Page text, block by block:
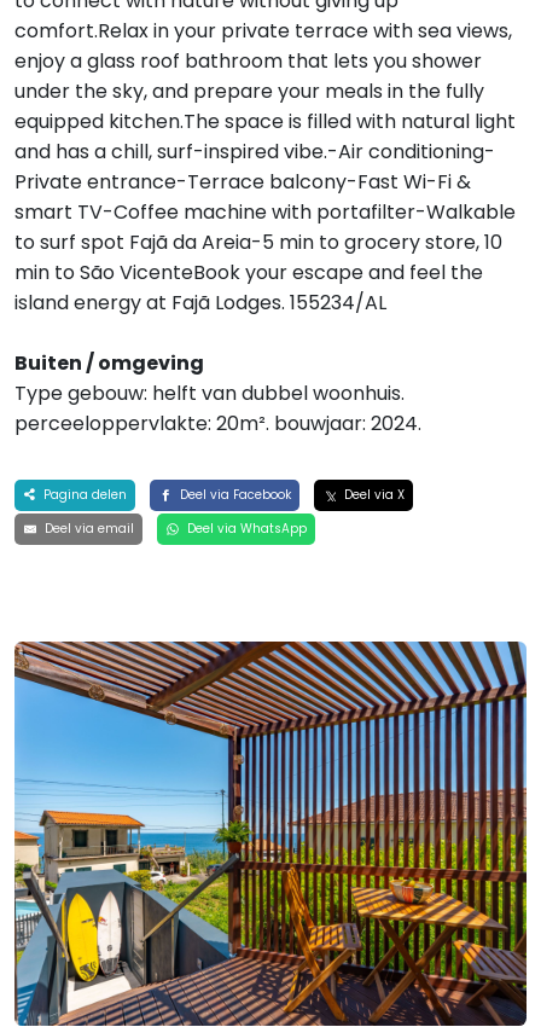
comfort.Relax in your private terrace with sea views,
enjoy a glass roof bathroom that lets you shower
under the sky, and prepare your meals in the fully
equipped kitchen.The space is filled with natural light
and has a chill, surf-inspired vibe.-Air conditioning-
Private entrance-Terrace balcony-Fast Wi-Fi &
smart TV-Coffee machine with portafilter-Walkable
to surf spot Fajã da Areia-5 min to grocery store, 10
min to São VicenteBook your escape and feel the
island energy at Fajã Lodges. 155234/AL
Buiten / omgeving
Type gebouw: helft van dubbel woonhuis.
perceeloppervlakte: 20m². bouwjaar: 2024.
Pagina delen Deel via Facebook
Deel via X
Deel via email
Deel via WhatsApp